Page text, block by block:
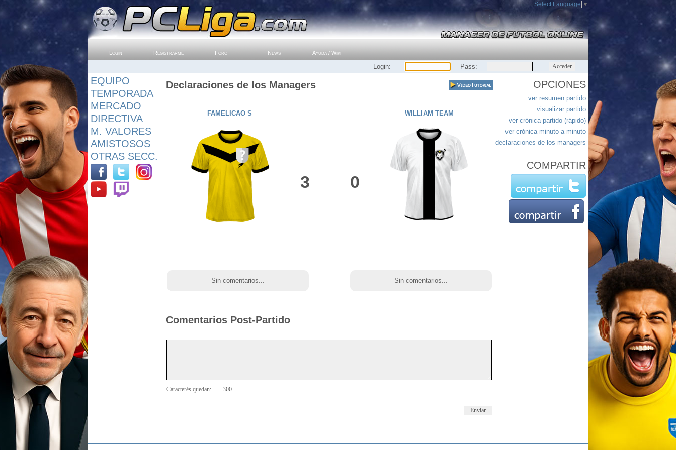
Select Language ▼
Login Registrarme Foro News Ayuda / Wiki
Login: Pass:
EQUIPO
TEMPORADA
MERCADO
DIRECTIVA
M. VALORES
AMISTOSOS
OTRAS SECC.
Declaraciones de los Managers
FAMELICAO S WILLIAM TEAM
3 0
Sin comentarios... Sin comentarios...
Comentarios Post-Partido
Caracterés quedan:
OPCIONES
ver resumen partido
visualizar partido
ver crónica partido (rápido)
ver crónica minuto a minuto
declaraciones de los managers
COMPARTIR